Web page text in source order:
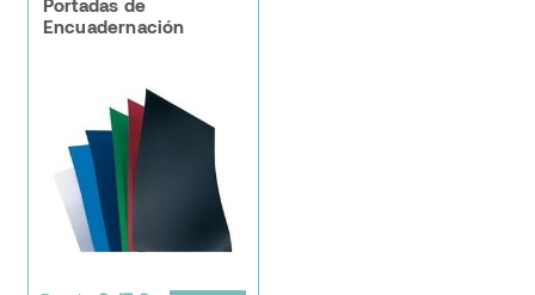
Portadas de
Encuadernación